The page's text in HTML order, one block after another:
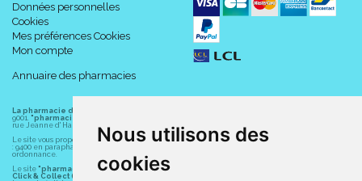
Nous utilisons des
cookies
Données personnelles
Cookies
Mes préférences Cookies
Mon compte
Annuaire des pharmacies
La pharmacie du centre à Albert
9001. "pharmacie-du-centre-albert.fr "
rue Jeanne d' Harcourt, 80300 Albert.
Le site vous propose un large choix de plus de 11000 références, au prix les plus bas possible
: 9400 en parapharmacie, animaux, orthopédie, matériel médical. 1700 en médicaments sans
ordonnance.
Le site "pharmacie-du-centre-albert.fr"vous propose les service suivants :
Click & Collect (retrait gratuit dans la pharmacie).